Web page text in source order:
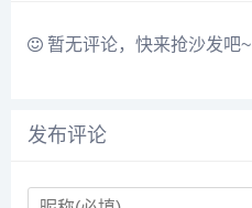
称，之前...
暂无评论，快来抢沙发吧~
发布评论